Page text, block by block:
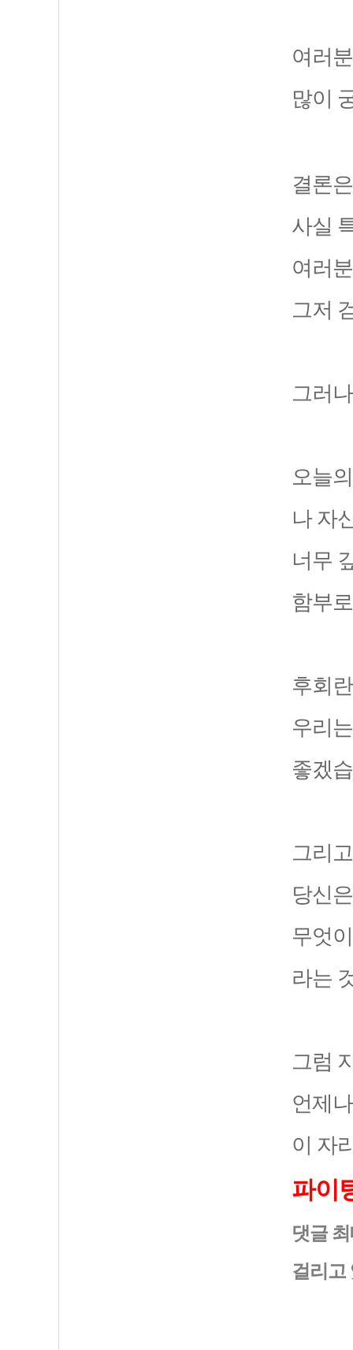
여러
많이
결론은
사실
여러
그저
그러
오늘
나 자
너무
함부
후회
우리
좋겠
그리
당신
무엇
라는
그럼
언제
이 자
파이
댓글
걸리고